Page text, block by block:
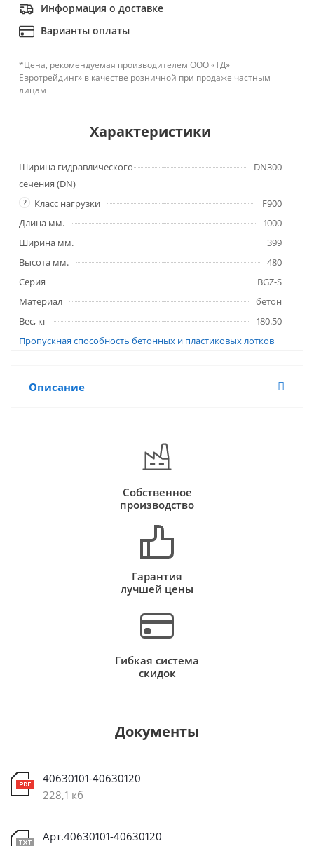
Информация о доставке
Варианты оплаты
*Цена, рекомендуемая производителем ООО «ТД»
Евротрейдинг» в качестве розничной при продаже частным
лицам
Характеристики
Ширина гидравлического
сечения (DN)
DN300
? Класс нагрузки
F900
Длина мм.
1000
Ширина мм.
399
Высота мм.
480
Серия
BGZ-S
Материал
бетон
Вес, кг
180.50
Пропускная способность бетонных и пластиковых лотков
Описание
Собственное
производство
Гарантия
лучшей цены
Гибкая система
скидок
Документы
40630101-40630120
228,1 кб
Арт.40630101-40630120